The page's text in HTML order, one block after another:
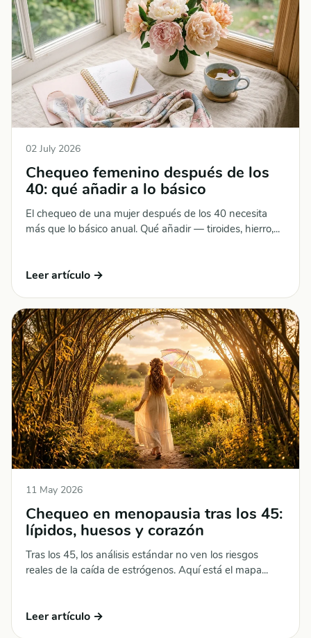
02 July 2026
Chequeo femenino después de los
40: qué añadir a lo básico
El chequeo de una mujer después de los 40 necesita
más que lo básico anual. Qué añadir — tiroides, hierro,...
Leer artículo →
11 May 2026
Chequeo en menopausia tras los 45:
lípidos, huesos y corazón
Tras los 45, los análisis estándar no ven los riesgos
reales de la caída de estrógenos. Aquí está el mapa...
Leer artículo →